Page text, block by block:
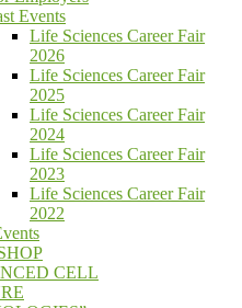
Events
Life Sciences Career Fair
2026
Life Sciences Career Fair
2025
Life Sciences Career Fair
2024
Life Sciences Career Fair
2023
Life Sciences Career Fair
2022
CELL